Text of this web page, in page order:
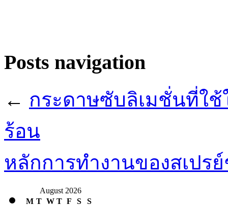
Posts navigation
← กระดาษซับลิเมชั่นที่ใ
ร้อน
หลักการทำงานของสเป
August 2026
M T W T F S
S